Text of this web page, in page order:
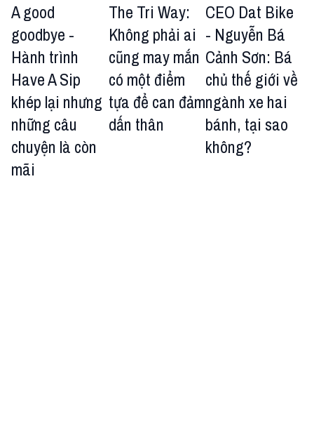
A good
goodbye -
Hành trình
Have A Sip
khép lại nhưng
những câu
chuyện là còn
mãi
The Tri Way:
Không phải ai
cũng may mắn
có một điểm
tựa để can đảm
dấn thân
CEO Dat Bike
- Nguyễn Bá
Cảnh Sơn: Bá
chủ thế giới về
ngành xe hai
bánh, tại sao
không?